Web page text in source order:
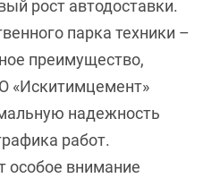
рост автодоставки.
парка техники –
преимущество,
«Искитимцемент»
надежность
работ.
особое внимание